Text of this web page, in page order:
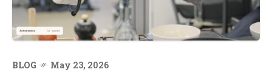
BLOG May 23, 2026